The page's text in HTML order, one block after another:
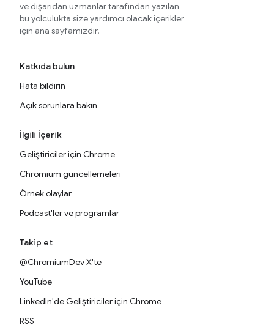
ve dışarıdan uzmanlar tarafından yazılan
bu yolculukta size yardımcı olacak içerikler
için ana sayfamızdır.
Katkıda bulun
Hata bildirin
Açık sorunlara bakın
İlgili İçerik
Geliştiriciler için Chrome
Chromium güncellemeleri
Örnek olaylar
Podcast'ler ve programlar
Takip et
@ChromiumDev X'te
YouTube
LinkedIn'de Geliştiriciler için Chrome
RSS